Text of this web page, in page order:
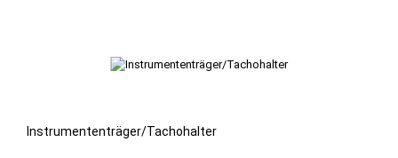
Instrumententräger/Tachohalter